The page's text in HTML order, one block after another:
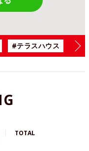
#テラスハウス #漫
TOTAL